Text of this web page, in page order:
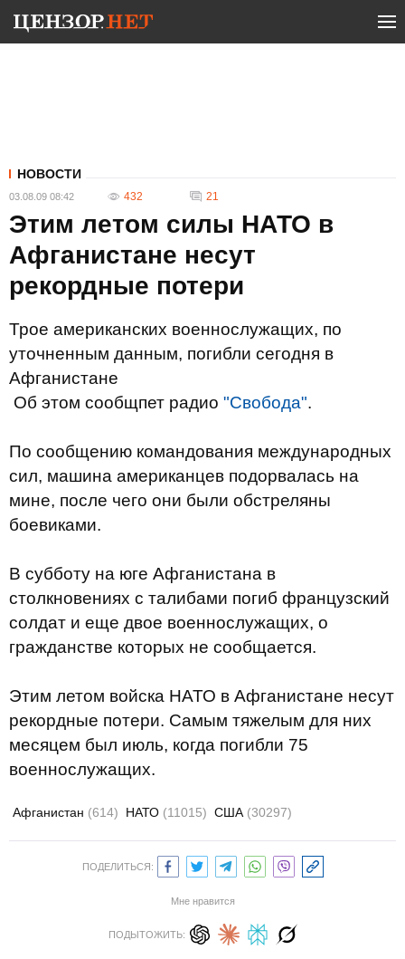
НОВОСТИ
03.08.09 08:42 432 21
Этим летом силы НАТО в
Афганистане несут
рекордные потери
Трое американских военнослужащих, по
уточненным данным, погибли сегодня в
Афганистане
Об этом сообщпет радио "Свобода".
По сообщению командования международных
сил, машина американцев подорвалась на
мине, после чего они были обстреляны
боевиками.
В субботу на юге Афганистана в
столкновениях с талибами погиб французский
солдат и еще двое военнослужащих, о
гражданстве которых не сообщается.
Этим летом войска НАТО в Афганистане несут
рекордные потери. Самым тяжелым для них
месяцем был июль, когда погибли 75
военнослужащих.
Афганистан (614) НАТО (11015) США (30297)
ПОДЕЛИТЬСЯ:
Мне нравится
ПОДЫТОЖИТЬ: